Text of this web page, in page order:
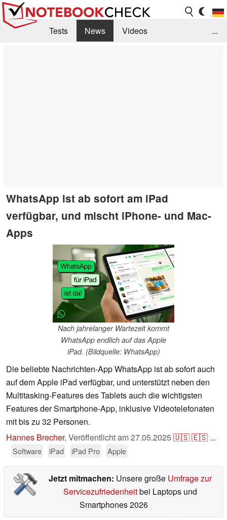
Tests News
Videos
...
WhatsApp ist ab sofort am iPad
verfügbar, und mischt iPhone- und Mac-
Apps
Nach jahrelanger Wartezeit kommt
WhatsApp endlich auf das Apple
iPad. (Bildquelle: WhatsApp)
Die beliebte Nachrichten-App WhatsApp ist ab sofort auch
auf dem Apple iPad verfügbar, und unterstützt neben den
Multitasking-Features des Tablets auch die wichtigsten
Features der Smartphone-App, inklusive Videotelefonaten
mit bis zu 32 Personen.
Hannes Brecher, Veröffentlicht am27.05.2025🇺🇸🇪🇸 ...
Software iPad iPad Pro Apple
Jetzt mitmachen: Unsere große Umfrage zur
Servicezufriedenheitbei Laptops und
Smartphones 2026